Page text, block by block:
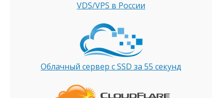
VDS/VPS в России
Облачный сервер с SSD за 55 секунд